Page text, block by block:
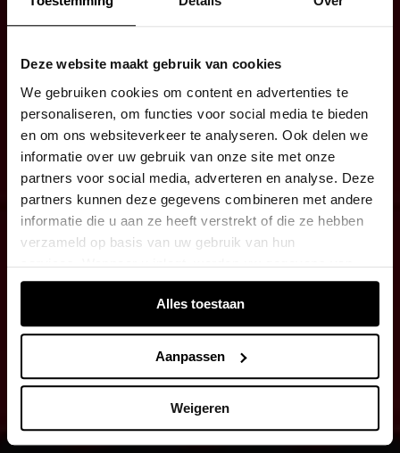
Deze website maakt gebruik van cookies
We gebruiken cookies om content en advertenties te
personaliseren, om functies voor social media te bieden
en om ons websiteverkeer te analyseren. Ook delen we
informatie over uw gebruik van onze site met onze
partners voor social media, adverteren en analyse. Deze
partners kunnen deze gegevens combineren met andere
informatie die u aan ze heeft verstrekt of die ze hebben
verzameld op basis van uw gebruik van hun
services. Wanneer u inlogt, worden uw gegevens van
verschillende apparaten of browsers samengevoegd via
de extra verwerkte login-ID.Alles toestaan
Aanpassen
Weigeren